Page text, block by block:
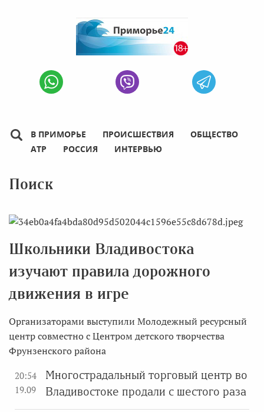
В ПРИМОРЬЕ ПРОИСШЕСТВИЯ
ОБЩЕСТВО
АТР
РОССИЯ ИНТЕРВЬЮ
Поиск
Школьники Владивостока
изучают правила дорожного
движения в игре
Организаторами выступили Молодежный ресурсный
центр совместно с Центром детского творчества
Фрунзенского района
20:54
19.09
Многострадальный торговый центр во
Владивостоке продали с шестого раза